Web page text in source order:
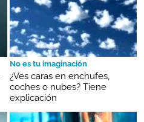
No es tu imaginación
¿Ves caras en enchufes,
coches o nubes? Tiene
explicación